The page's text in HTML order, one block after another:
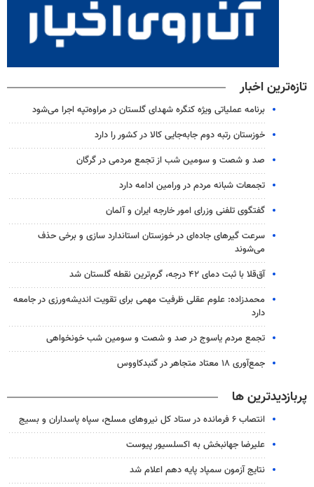
تازه‌ترین اخبار
برنامه عملیاتی ویژه کنگره شهدای گلستان در مراوه‌تپه اجرا می‌شود
خوزستان رتبه دوم جابه‌جایی کالا در کشور را دارد
صد و شصت و سومین شب از تجمع مردمی در گرگان
تجمعات شبانه مردم در ورامین ادامه دارد
گفتگوی تلفنی وزرای امور خارجه ایران و آلمان
سرعت گیرهای جاده‌ای در خوزستان استاندارد سازی و برخی حذف
می‌شوند
آق‌قلا با ثبت دمای ۴۲ درجه، گرم‌ترین نقطه گلستان شد
محمدزاده: علوم عقلی ظرفیت مهمی برای تقویت اندیشه‌ورزی در جامعه
دارد
تجمع مردم یاسوج در صد و شصت و سومین شب خونخواهی
جمع‌آوری ۱۸ معتاد متجاهر در گنبدکاووس
پربازدیدترین ها
انتصاب ۶ فرمانده در ستاد کل نیروهای مسلح، سپاه پاسداران و بسیج
علیرضا جهانبخش به اکسلسیور پیوست
نتایج آزمون سمپاد پایه دهم اعلام شد